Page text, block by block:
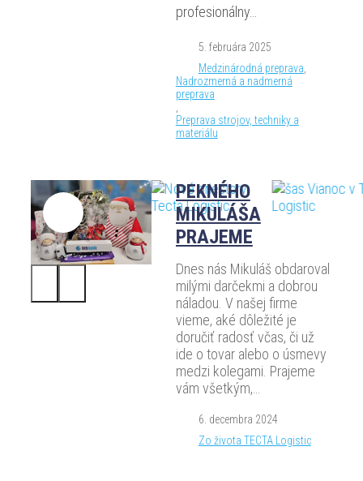
profesionálny…
5. februára 2025
Medzinárodná preprava
Nadrozmerná a nadmerná
preprava
Preprava strojov, techniky a
materiálu
PEKNÉHO
MIKULÁŠA
PRAJEME
Dnes nás Mikuláš obdaroval
milými darčekmi a dobrou
náladou. V našej firme
vieme, aké dôležité je
doručiť radosť včas, či už
ide o tovar alebo o úsmevy
medzi kolegami. Prajeme
vám všetkým,…
6. decembra 2024
Zo života TECTA Logistic